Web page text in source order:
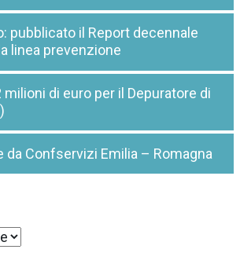
pubblicato il Report decennale
linea prevenzione
milioni di euro per il Depuratore di
da Confservizi Emilia – Romagna